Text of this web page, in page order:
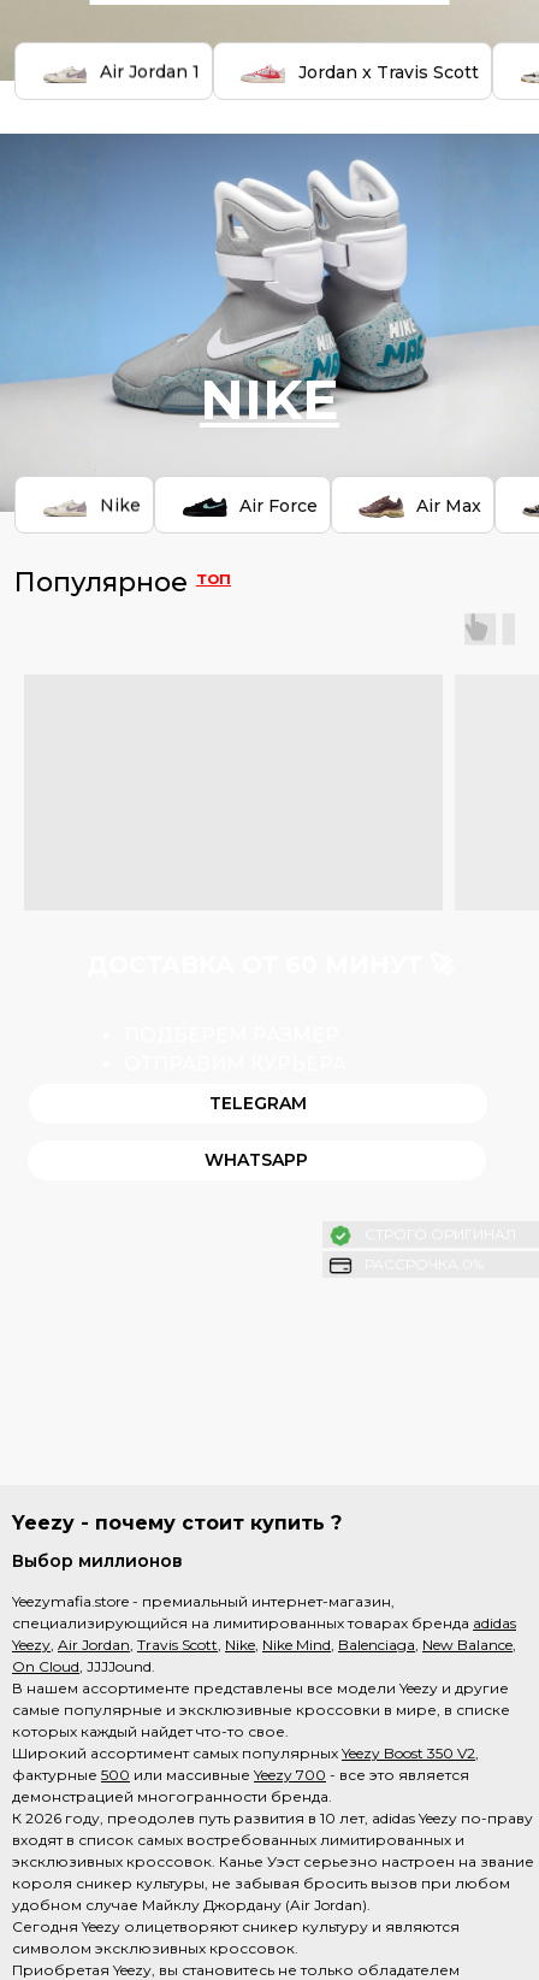
Air Jordan 1 Jordan x Travis Scott
Nike Air Force Air Max
топ
Популярное
NIKE
TELEGRAM
WHATSAPP
Yeezy - почему стоит купить ?
Выбор миллионов
Yeezymafia.store - премиальный интернет-магазин,
специализирующийся на лимитированных товарах бренда adidas
Yeezy Air Jordan Travis Scott Nike Nike Mind Balenciaga New Balance
On Cloud , JJJJound.
В нашем ассортименте представлены все модели Yeezy и другие
самые популярные и эксклюзивные кроссовки в мире, в списке
которых каждый найдет что-то свое.
Широкий ассортимент самых популярных Yeezy Boost 350 V2
фактурные 500 или массивные Yeezy 700 - все это является
демонстрацией многогранности бренда.
К 2026 году, преодолев путь развития в 10 лет, adidas Yeezy по-праву
входят в список самых востребованных лимитированных и
эксклюзивных кроссовок. Канье Уэст серьезно настроен на звание
короля сникер культуры, не забывая бросить вызов при любом
удобном случае Майклу Джордану (Air Jordan).
Сегодня Yeezy олицетворяют сникер культуру и являются
символом эксклюзивных кроссовок.
Приобретая Yeezy, вы становитесь не только обладателем